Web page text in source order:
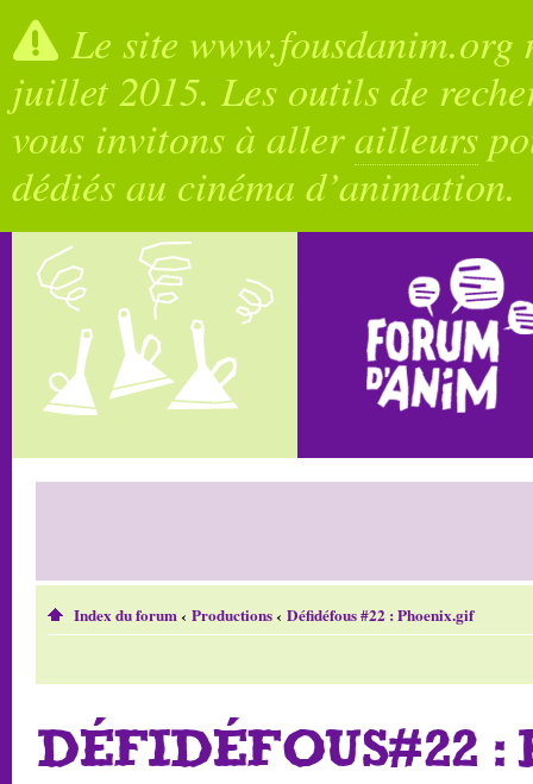
Le site
juillet 2015. Les outils de
vous invitons à allerailleurs
dédiés au cinéma d’animation.
Index du forum‹ Productions‹ Défidéfous #22 : Phoenix.gif
DÉFIDÉFOUS#22